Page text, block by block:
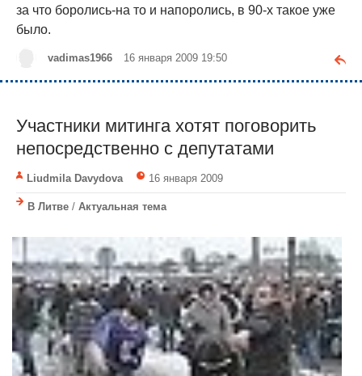
за что боролись-на то и напоролись, в 90-х такое уже
было.
vadimas1966 16 января 2009 19:50
Участники митинга хотят поговорить
непосредственно с депутатами
Liudmila Davydova 16 января 2009
В Литве / Актуальная тема